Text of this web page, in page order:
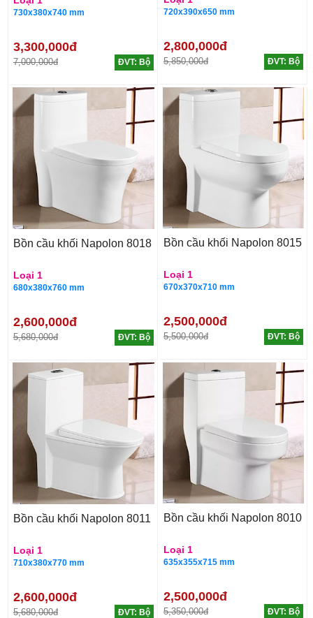
730x380x740 mm
3,300,000đ
7,000,000đ ĐVT: Bộ
720x390x650 mm
2,800,000đ
5,850,000đ ĐVT: Bộ
Bồn cầu khối Napolon 8018
Loại 1
680x380x760 mm
2,600,000đ
5,680,000đ ĐVT: Bộ
Bồn cầu khối Napolon 8015
Loại 1
670x370x710 mm
2,500,000đ
5,500,000đ ĐVT: Bộ
Bồn cầu khối Napolon 8011
Loại 1
710x380x770 mm
2,600,000đ
5,680,000đ ĐVT: Bộ
Bồn cầu khối Napolon 8010
Loại 1
635x355x715 mm
2,500,000đ
5,350,000đ ĐVT: Bộ